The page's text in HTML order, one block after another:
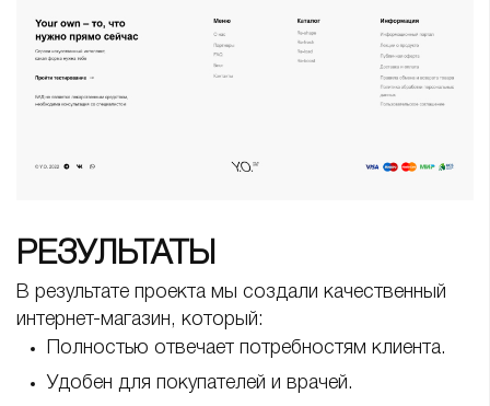
РЕЗУЛЬТАТЫ
В результате проекта мы создали качественный
интернет-магазин, который:
Полностью отвечает потребностям клиента.
Удобен для покупателей и врачей.